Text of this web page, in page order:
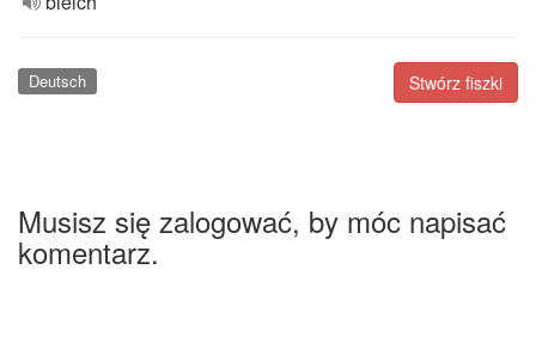
Stwórz fiszki
Deutsch
Musisz się zalogować, by móc napisać
komentarz.